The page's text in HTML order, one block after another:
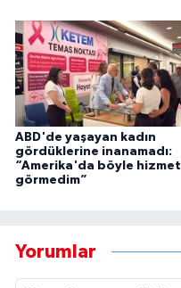
ABD'de yaşayan kadın
gördüklerine inanamadı:
“Amerika'da böyle hizmet
görmedim”
Yorumlar